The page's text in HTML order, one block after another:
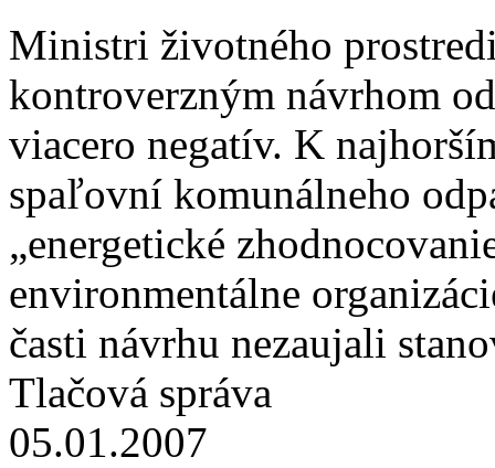
Ministri životného
kontroverzným návrhom
viacero negatív. K
spaľovní komunálneho
„energetické
environmentálne
časti návrhu nezaujali
Tlačová správa
05.01.2007